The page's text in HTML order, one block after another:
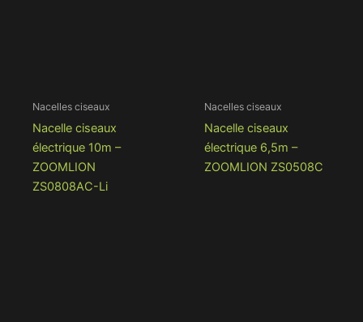
Nacelles ciseaux
Nacelle ciseaux
électrique 10m –
ZOOMLION
ZS0808AC-Li
Nacelles ciseaux
Nacelle ciseaux
électrique 6,5m –
ZOOMLION ZS0508C